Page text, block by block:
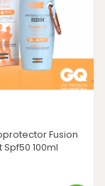
Fusion
Spf50 100ml